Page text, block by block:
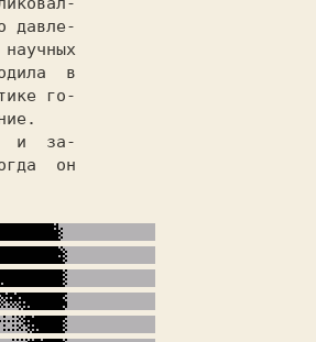
давле-
в
го-
он
:-).